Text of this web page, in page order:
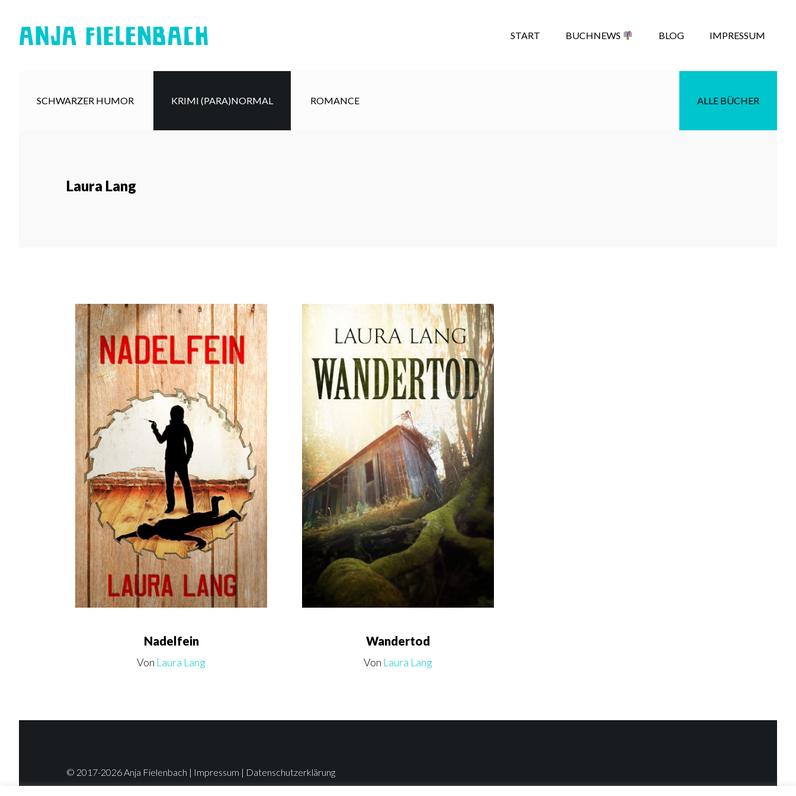
main
secondary
START BUCHNEWS BLOG IMPRESSUM
SCHWARZER HUMOR KRIMI (PARA)NORMAL ROMANCE ALLE BÜCHER
Laura Lang
Nadelfein
Von Laura Lang
Wandertod
Von Laura Lang
© 2017-2026 Anja Fielenbach | Impressum | Datenschutzerklärung